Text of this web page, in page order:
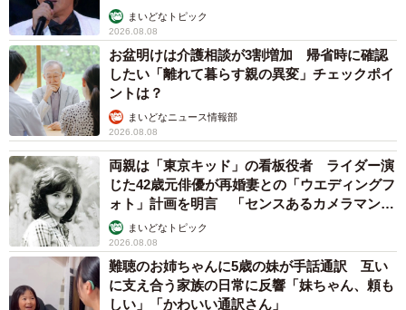
まいどなトピック
2026.08.08
お盆明けは介護相談が3割増加 帰省時に確認
したい「離れて暮らす親の異変」チェックポイ
ントは？
まいどなニュース情報部
2026.08.08
両親は「東京キッド」の看板役者 ライダー演
じた42歳元俳優が再婚妻との「ウエディングフ
ォト」計画を明言 「センスあるカメラマン求
む」まいどなトピック
2026.08.08
難聴のお姉ちゃんに5歳の妹が手話通訳 互い
に支え合う家族の日常に反響「妹ちゃん、頼も
しい」「かわいい通訳さん」